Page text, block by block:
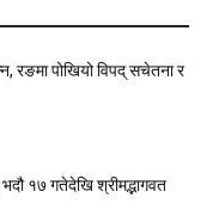
रङमा पोखियो विपद् सचेतना र
१७ गतेदेखि श्रीमद्भागवत